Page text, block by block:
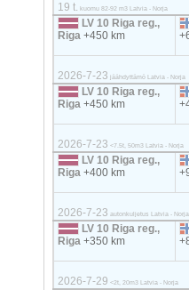
19 t. kuomu 82-92 m3 Latvia - Norja
LV 10 Riga reg.,
Riga+450 km
2026-7-23 jäähdyttämö Latvia - Norja
LV 10 Riga reg.,
Riga+450 km
2026-7-23 <7.5t, 50m3 Latvia - Norja
LV 10 Riga reg.,
Riga+400 km
2026-7-23 autonkuljetus Latvia - Norja
LV 10 Riga reg.,
Riga+350 km
2026-7-29 <2t, 20m3 Latvia - Norja